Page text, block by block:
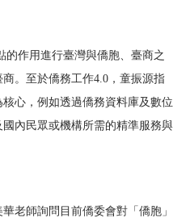
的作用進行臺灣與僑胞、臺商之
。至於僑務工作4.0，童振源指
心，例如透過僑務資料庫及數位
內民眾或機構所需的精準服務與
老師詢問目前僑委會對「僑胞」